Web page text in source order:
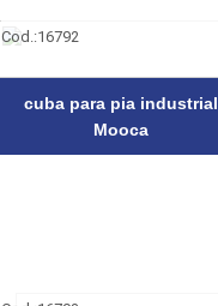
Cod.:16792
cuba para pia industrial
Mooca